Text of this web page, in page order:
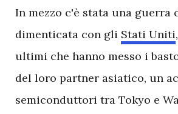
In mezzo c'è stata una guerra
dimenticata con gli Stati Uniti
ultimi che hanno messo i
del loro partner asiatico, un
semiconduttori tra Tokyo e